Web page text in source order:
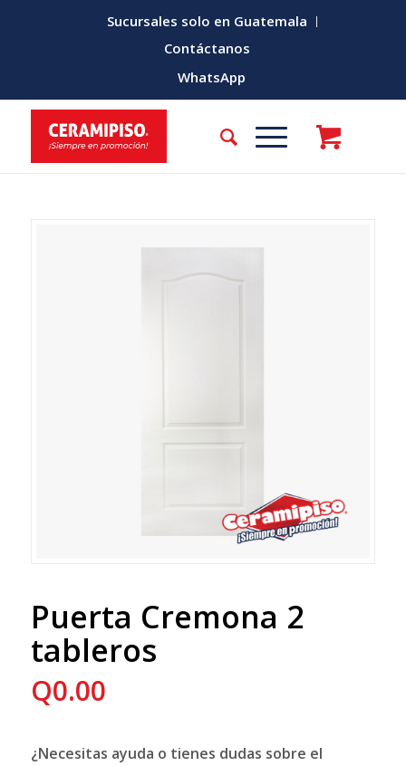
Sucursales solo en Guatemala
Contáctanos
WhatsApp
Puerta Cremona 2
tableros
Q0.00
¿Necesitas ayuda o tienes dudas sobre el